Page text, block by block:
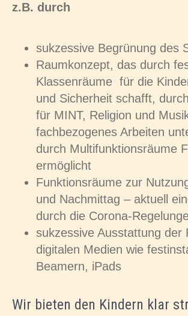
z.B. durch
sukzessive Begrünung des
Raumkonzept, das durch
Klassenräume für die
und Sicherheit schafft,
für MINT, Religion und
fachbezogenes Arbeiten
durch Multifunktionsräume
ermöglicht
Funktionsräume zur
und Nachmittag – aktuell
durch die Corona-
sukzessive Ausstattung der
digitalen Medien wie
Beamern, iPads
Wir bieten den Kindern klar